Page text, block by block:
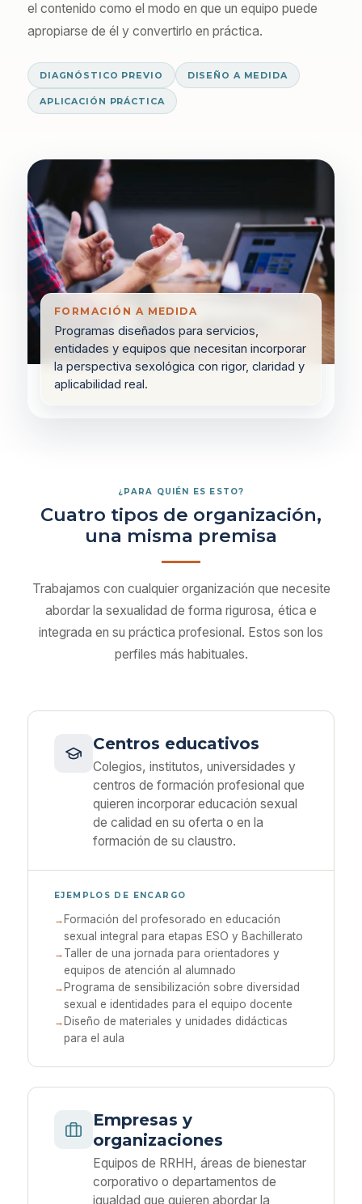
el contenido como el modo en que un equipo puede
apropiarse de él y convertirlo en práctica.
DIAGNÓSTICO PREVIO DISEÑO A MEDIDA
APLICACIÓN PRÁCTICA
FORMACIÓN A MEDIDA
Programas diseñados para servicios,
entidades y equipos que necesitan incorporar
la perspectiva sexológica con rigor, claridad y
aplicabilidad real.
¿PARA QUIÉN ES ESTO?
Cuatro tipos de organización,
una misma premisa
Trabajamos con cualquier organización que necesite
abordar la sexualidad de forma rigurosa, ética e
integrada en su práctica profesional. Estos son los
perfiles más habituales.
Centros educativos
Colegios, institutos, universidades y
centros de formación profesional que
quieren incorporar educación sexual
de calidad en su oferta o en la
formación de su claustro.
EJEMPLOS DE ENCARGO
Formación del profesorado en educación
sexual integral para etapas ESO y Bachillerato
Taller de una jornada para orientadores y
equipos de atención al alumnado
Programa de sensibilización sobre diversidad
sexual e identidades para el equipo docente
Diseño de materiales y unidades didácticas
para el aula
Empresas y
organizaciones
Equipos de RRHH, áreas de bienestar
corporativo o departamentos de
igualdad que quieren abordar la